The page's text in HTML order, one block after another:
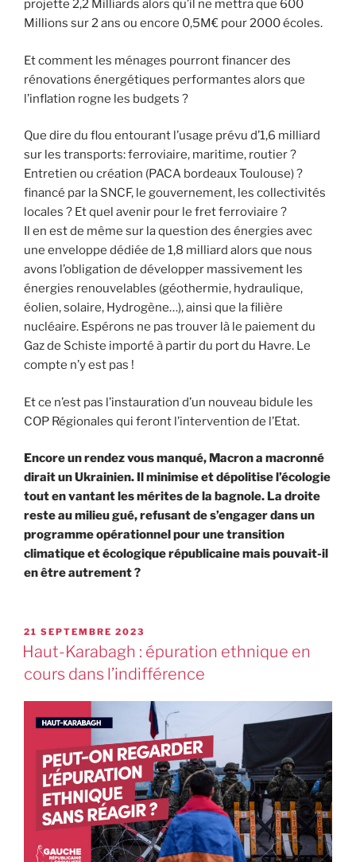
projette 2,2 Milliards alors qu’il ne mettra que 600
Millions sur 2 ans ou encore 0,5M€ pour 2000 écoles.
Et comment les ménages pourront financer des
rénovations énergétiques performantes alors que
l’inflation rogne les budgets ?
Que dire du flou entourant l’usage prévu d’1,6 milliard
sur les transports: ferroviaire, maritime, routier ?
Entretien ou création (PACA bordeaux Toulouse) ?
financé par la SNCF, le gouvernement, les collectivités
locales ? Et quel avenir pour le fret ferroviaire ?
Il en est de même sur la question des énergies avec
une enveloppe dédiée de 1,8 milliard alors que nous
avons l’obligation de développer massivement les
énergies renouvelables (géothermie, hydraulique,
éolien, solaire, Hydrogène…), ainsi que la filière
nucléaire. Espérons ne pas trouver là le paiement du
Gaz de Schiste importé à partir du port du Havre. Le
compte n’y est pas !
Et ce n’est pas l’instauration d’un nouveau bidule les
COP Régionales qui feront l’intervention de l’Etat.
Encore un rendez vous manqué, Macron a macronné
dirait un Ukrainien. Il minimise et dépolitise l’écologie
tout en vantant les mérites de la bagnole. La droite
reste au milieu gué, refusant de s’engager dans un
programme opérationnel pour une transition
climatique et écologique républicaine mais pouvait-il
en être autrement ?
21 SEPTEMBRE 2023
Haut-Karabagh : épuration ethnique en
cours dans l’indifférence